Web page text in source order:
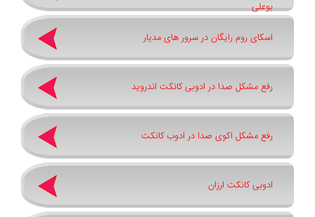
بوعلی
اسکای روم رایگان در سرور های مدیار
رفع مشکل صدا در ادوبی کانکت اندروید
رفع مشکل اکوی صدا در ادوب کانکت
ادوبی کانکت ارزان